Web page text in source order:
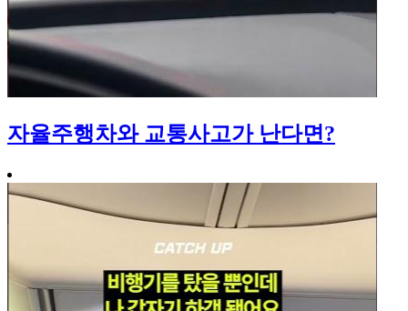
자율주행차와 교통사고가 난다면?